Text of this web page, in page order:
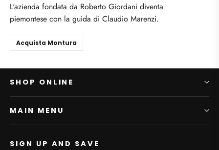
L'azienda fondata da Roberto Giordani diventa
piemontese con la guida di Claudio Marenzi.
Acquista Montura
SHOP ONLINE
MAIN MENU
SIGN UP AND SAVE